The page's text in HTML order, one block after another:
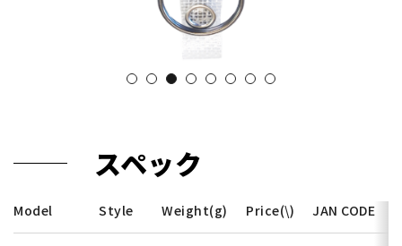
スペック
Model Style Weight(g) Price(\) JAN CODE